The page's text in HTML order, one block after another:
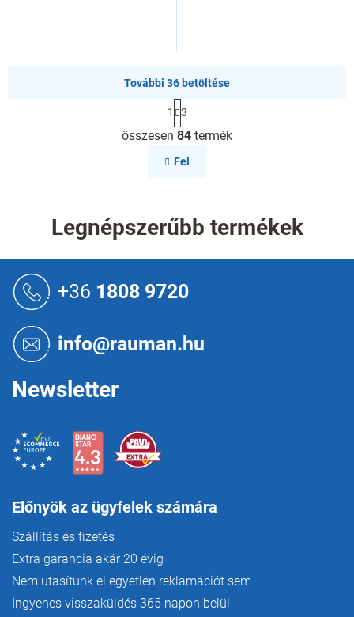
L
i
s
r
á
y
t
e
l
További 36 betöltése
L
a
p
o
z
1 3
összesen 84 termék
Fel
Legnépszerűbb termékek
+36 1808 9720
info@rauman.hu
Newsletter
Előnyök az ügyfelek számára
Szállítás és fizetés
Extra garancia akár 20 évig
Nem utasítunk el egyetlen reklamációt sem
Ingyenes visszaküldés 365 napon belül